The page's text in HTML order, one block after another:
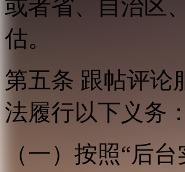
或者省、自治区
估。
第五条 跟帖评论
法履行以下义务：
（一）按照“后